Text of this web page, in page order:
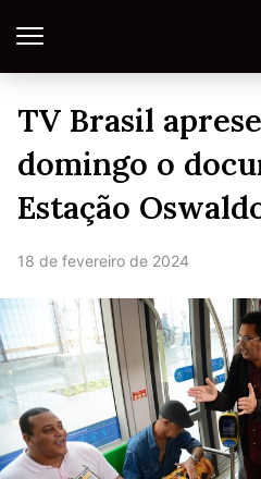
TV Brasil
domingo o
Estação
18 de fevereiro de 2024